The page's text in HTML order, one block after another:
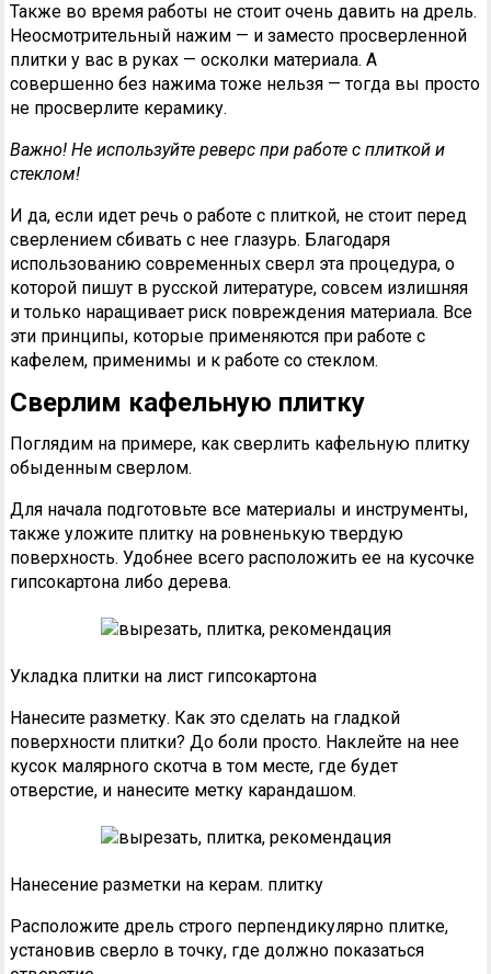
Также во время работы не стоит очень давить на дрель.
Неосмотрительный нажим — и заместо просверленной
плитки у вас в руках — осколки материала. А
совершенно без нажима тоже нельзя — тогда вы просто
не просверлите керамику.
Важно! Не используйте реверс при работе с плиткой и
стеклом!
И да, если идет речь о работе с плиткой, не стоит перед
сверлением сбивать с нее глазурь. Благодаря
использованию современных сверл эта процедура, о
которой пишут в русской литературе, совсем излишняя
и только наращивает риск повреждения материала. Все
эти принципы, которые применяются при работе с
кафелем, применимы и к работе со стеклом.
Сверлим кафельную плитку
Поглядим на примере, как сверлить кафельную плитку
обыденным сверлом.
Для начала подготовьте все материалы и инструменты,
также уложите плитку на ровненькую твердую
поверхность. Удобнее всего расположить ее на кусочке
гипсокартона либо дерева.
Укладка плитки на лист гипсокартона
Нанесите разметку. Как это сделать на гладкой
поверхности плитки? До боли просто. Наклейте на нее
кусок малярного скотча в том месте, где будет
отверстие, и нанесите метку карандашом.
Нанесение разметки на керам. плитку
Расположите дрель строго перпендикулярно плитке,
установив сверло в точку, где должно показаться